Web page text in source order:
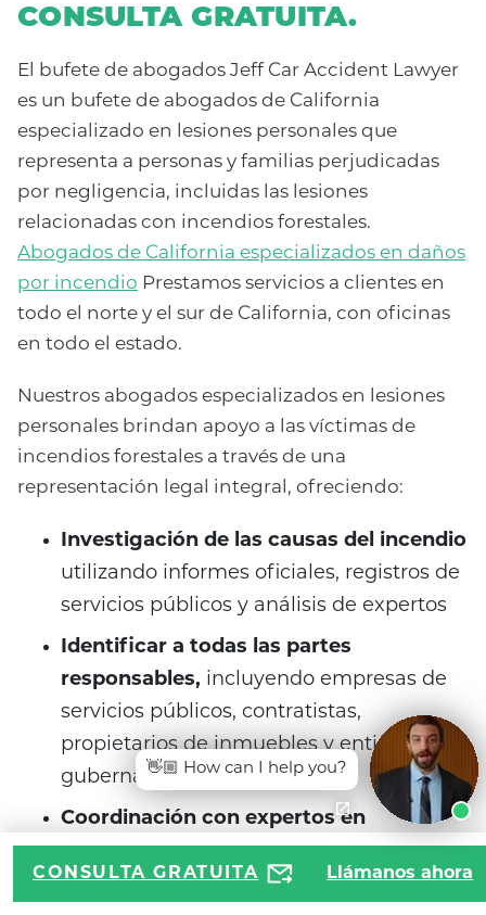
CONSULTA GRATUITA.
El bufete de abogados Jeff Car Accident Lawyer
es un bufete de abogados de California
especializado en lesiones personales que
representa a personas y familias perjudicadas
por negligencia, incluidas las lesiones
relacionadas con incendios forestales.
Abogados de California especializados en daños
por incendio Prestamos servicios a clientes en
todo el norte y el sur de California, con oficinas
en todo el estado.
Nuestros abogados especializados en lesiones
personales brindan apoyo a las víctimas de
incendios forestales a través de una
representación legal integral, ofreciendo:
Investigación de las causas del incendio
utilizando informes oficiales, registros de
servicios públicos y análisis de expertos
Identificar a todas las partes
responsables, incluyendo empresas de
servicios públicos, contratistas,
propietarios de inmuebles y entidades
gubernamentales.
Coordinación con expertos en
comportamiento del fuegopara
establecer la causalidad
CONSULTA GRATUITA Llámanos ahora
👋🏼 How can I help you?